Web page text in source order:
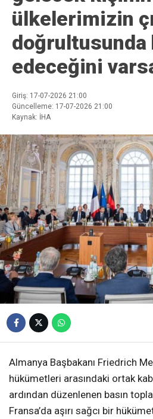
ülkelerimizin
doğrultusunda
edeceğini
Giriş: 17-07-2026 21:00
Güncelleme: 17-07-2026 21:00
Kaynak: İHA
Almanya Başbakanı Friedrich
hükümetleri arasındaki ortak
ardından düzenlenen basın
Fransa’da aşırı sağcı bir